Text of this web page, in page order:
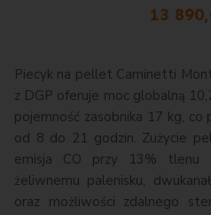
13
Piecyk na pellet Caminetti
z DGP oferuje moc globalną
pojemność zasobnika 17 kg,
od 8 do 21 godzin. Zużycie
emisja CO przy 13% tlenu
żeliwnemu palenisku,
oraz możliwości zdalnego